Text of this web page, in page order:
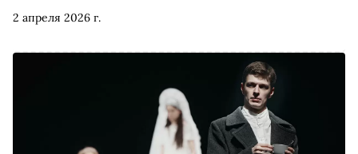
2 апреля 2026 г.
готовится выйти на сцену в главной премьере сезона —
для весеннего номера «Сноба» Липовецкий рассказал,
как дисциплина помогает творчеству, почему он
чувствует мистическую связь с Соломоном Михоэлсом и
зачем театру нужны актеры-зумеры